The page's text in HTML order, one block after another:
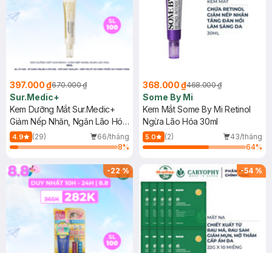
397.000 ₫670.000 ₫
Sur.Medic+
Kem Dưỡng Mắt Sur.Medic+
Giảm Nếp Nhăn, Ngăn Lão Hóa
35ml
4.9 (29)
66/tháng
8%
368.000 ₫468.000 ₫
Some By Mi
Kem Mắt Some By Mi Retinol
Ngừa Lão Hóa 30ml
5.0 (2)
43/tháng
64%
-22% -54 %